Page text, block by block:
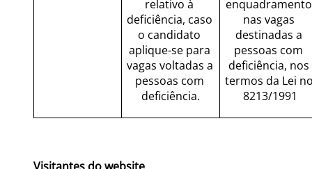
relativo à
deficiência, caso
o candidato
aplique-se para
vagas voltadas a
pessoas com
deficiência.
enquadramento
nas vagas
destinadas a
pessoas com
deficiência, nos
termos da Lei
8213/1991